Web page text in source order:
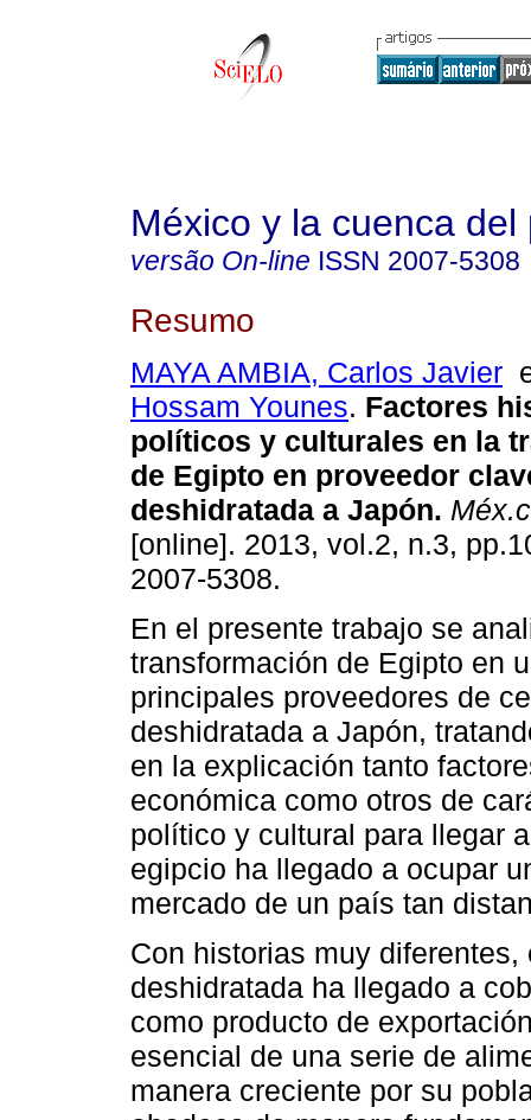
México y la cuenca del
versão On-line ISSN 2007-5308
Resumo
MAYA AMBIA, Carlos Javier
Hossam Younes. Factores
políticos y culturales en la
de Egipto en proveedor
deshidratada a Japón.
[online]. 2013, vol.2, n.3,
2007-5308.
En el presente trabajo se
transformación de Egipto en
principales proveedores de
deshidratada a Japón,
en la explicación tanto
económica como otros de
político y cultural para llegar
egipcio ha llegado a ocupar
mercado de un país tan
Con historias muy
deshidratada ha llegado a
como producto de
esencial de una serie de
manera creciente por su